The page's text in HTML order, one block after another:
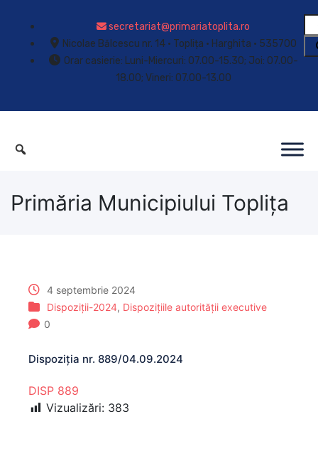
secretariat@primariatoplita.ro
Nicolae Bălcescu nr. 14 • Toplița • Harghita • 535700
Orar casierie: Luni-Miercuri: 07.00-15.30; Joi: 07.00-
18.00; Vineri: 07.00-13.00
Primăria Municipiului Toplița
4 septembrie 2024
Dispoziții-2024, Dispozițiile autorității executive
0
Dispoziția nr. 889/04.09.2024
DISP 889
Vizualizări: 383